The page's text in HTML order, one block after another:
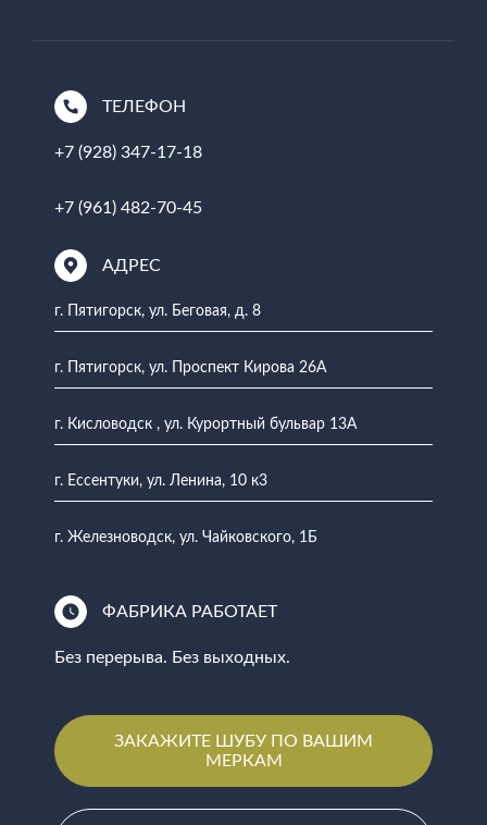
ТЕЛЕФОН
+7 (928) 347-17-18
+7 (961) 482-70-45
АДРЕС
г. Пятигорск, ул. Беговая, д. 8
г. Пятигорск, ул. Проспект Кирова 26А
г. Кисловодск , ул. Курортный бульвар 13А
г. Ессентуки, ул. Ленина, 10 к3
г. Железноводск, ул. Чайковского, 1Б
ФАБРИКА РАБОТАЕТ
Без перерыва. Без выходных.
ЗАКАЖИТЕ ШУБУ ПО ВАШИМ
МЕРКАМ